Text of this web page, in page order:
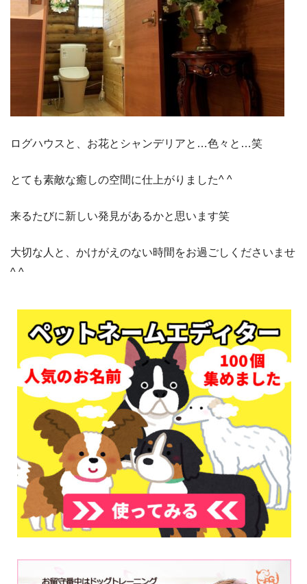
ログハウスと、お花とシャンデリアと…色々と…笑
とても素敵な癒しの空間に仕上がりました^ ^
来るたびに新しい発見があるかと思います笑
大切な人と、かけがえのない時間をお過ごしくださいませ
^ ^